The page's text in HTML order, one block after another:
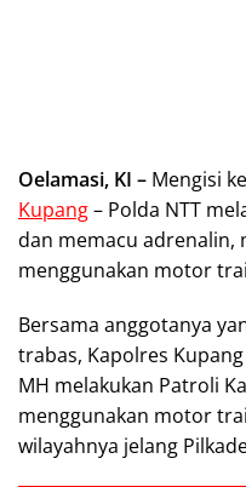
Oelamasi, KI – Mengisi
Kupang– Polda NTT
dan memacu adrenalin,
menggunakan motor
Bersama anggotanya
trabas, Kapolres Kupang
MH melakukan Patroli
menggunakan motor
wilayahnya jelang